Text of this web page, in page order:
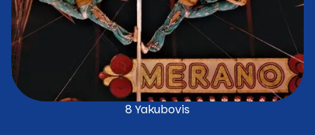
8 Yakubovis